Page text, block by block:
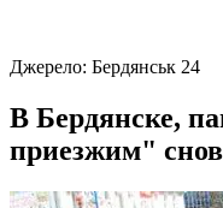
Джерело: Бердянськ 24
В Бердянске,
приезжим"